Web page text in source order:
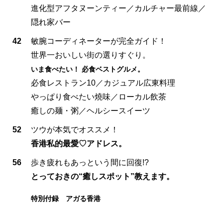
進化型アフタヌーンティー／カルチャー最前線／
隠れ家バー
42
敏腕コーディネーターが完全ガイド！
世界一おいしい街の選りすぐり。
いま食べたい！ 必食ベストグルメ。
必食レストラン10／カジュアル広東料理
やっぱり食べたい燒味／ローカル飲茶
癒しの麺・粥／ヘルシースイーツ
52
ツウが本気でオススメ！
香港私的最愛♡アドレス。
56
歩き疲れもあっという間に回復!?
とっておきの“癒しスポット”教えます。
特別付録 アガる香港